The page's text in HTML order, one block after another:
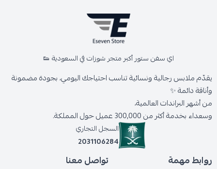
اي سفن ستور أكبر متجر شوزات في السعودية 👟
يقدّم ملابس رجالية ونسائية تناسب احتياجك اليومي، بجودة مضمونة
وأناقة دائمة ✨
من أشهر البراندات العالمية،
وسعداء بخدمة أكثر من 300,000 عميل حول المملكة.
السجل التجاري
2031106284
روابط مهمة تواصل معنا